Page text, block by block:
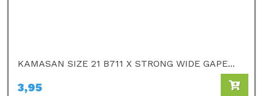
KAMASAN SIZE 21 B711 X STRONG WIDE GAPE...
3,95